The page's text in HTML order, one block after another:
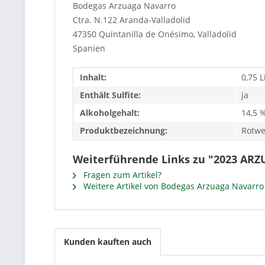
Bodegas Arzuaga Navarro
Ctra. N.122 Aranda-Valladolid
47350 Quintanilla de Onésimo, Valladolid
Spanien
Inhalt:
0,75
Enthält Sulfite:
ja
Alkoholgehalt:
14,5
Produktbezeichnung:
Weiterführende Links zu "2023
Fragen zum Artikel?
Weitere Artikel von Bodegas Arzuaga Navarro
Kunden kauften auch